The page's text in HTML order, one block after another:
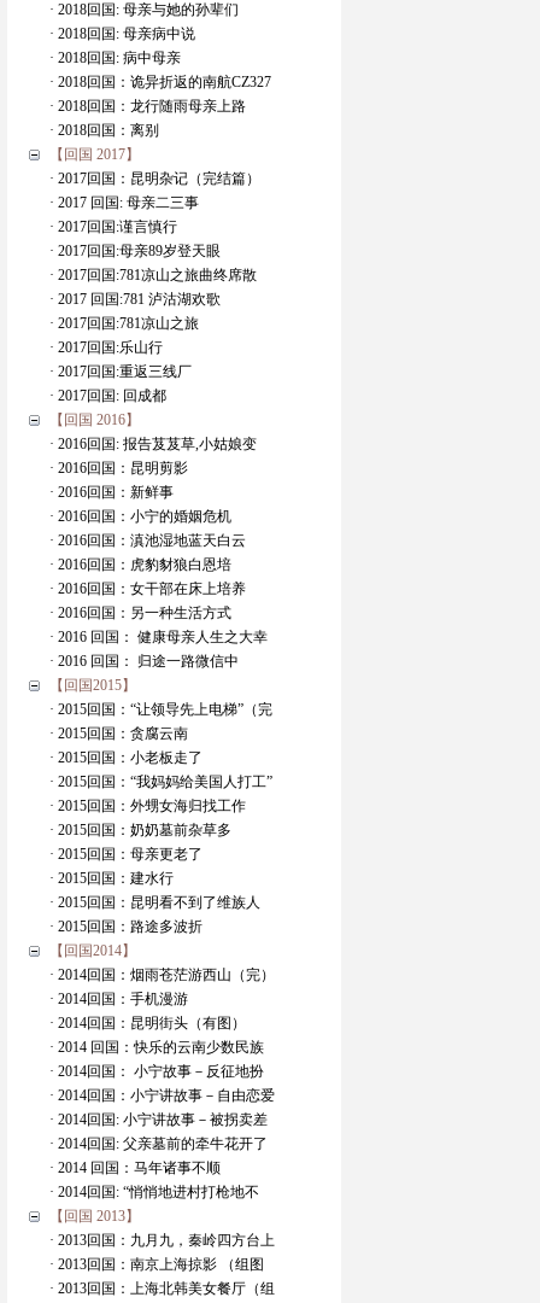
· 2018回国: 母亲与她的孙辈们
· 2018回国: 母亲病中说
· 2018回国: 病中母亲
· 2018回国：诡异折返的南航CZ327
· 2018回国：龙行随雨母亲上路
· 2018回国：离别
【回国 2017】
· 2017回国：昆明杂记（完结篇）
· 2017 回国: 母亲二三事
· 2017回国:谨言慎行
· 2017回国:母亲89岁登天眼
· 2017回国:781凉山之旅曲终席散
· 2017 回国:781 泸沽湖欢歌
· 2017回国:781凉山之旅
· 2017回国:乐山行
· 2017回国:重返三线厂
· 2017回国: 回成都
【回国 2016】
· 2016回国: 报告芨芨草,小姑娘变
· 2016回国：昆明剪影
· 2016回国：新鲜事
· 2016回国：小宁的婚姻危机
· 2016回国：滇池湿地蓝天白云
· 2016回国：虎豹豺狼白恩培
· 2016回国：女干部在床上培养
· 2016回国：另一种生活方式
· 2016 回国： 健康母亲人生之大幸
· 2016 回国： 归途一路微信中
【回国2015】
· 2015回国：“让领导先上电梯”（完
· 2015回国：贪腐云南
· 2015回国：小老板走了
· 2015回国：“我妈妈给美国人打工”
· 2015回国：外甥女海归找工作
· 2015回国：奶奶墓前杂草多
· 2015回国：母亲更老了
· 2015回国：建水行
· 2015回国：昆明看不到了维族人
· 2015回国：路途多波折
【回国2014】
· 2014回国：烟雨苍茫游西山（完）
· 2014回国：手机漫游
· 2014回国：昆明街头（有图）
· 2014 回国：快乐的云南少数民族
· 2014回国： 小宁故事－反征地扮
· 2014回国：小宁讲故事－自由恋爱
· 2014回国: 小宁讲故事－被拐卖差
· 2014回国: 父亲墓前的牵牛花开了
· 2014 回国：马年诸事不顺
· 2014回国: “悄悄地进村打枪地不
【回国 2013】
· 2013回国：九月九，秦岭四方台上
· 2013回国：南京上海掠影 （组图
· 2013回国：上海北韩美女餐厅（组